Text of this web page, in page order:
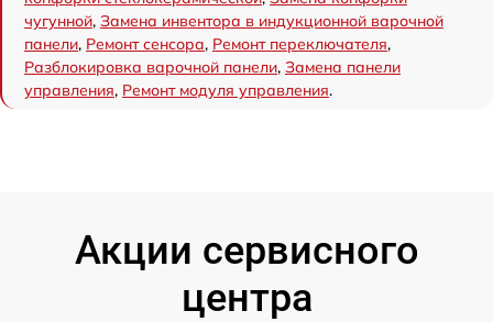
чугунной, Замена инвентора в индукционной варочной
панели, Ремонт сенсора, Ремонт переключателя,
Разблокировка варочной панели, Замена панели
управления, Ремонт модуля управления.
Акции сервисного
центра